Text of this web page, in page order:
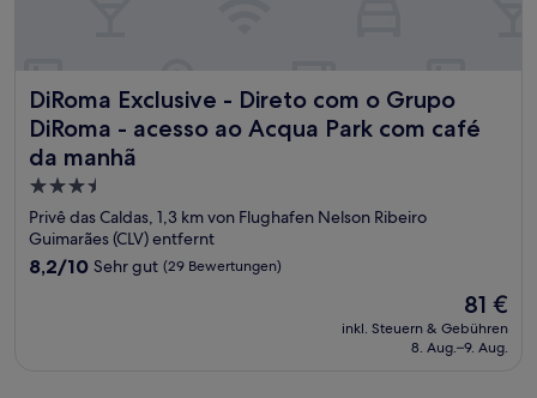
DiRoma Exclusive - Direto com o Grupo
DiRoma - acesso ao Acqua Park com café
da manhã
DiRoma Exclusive - Direto com o Grupo DiRoma - acesso
3.5-
Sterne-
Unterkunft
Privê das Caldas, 1,3 km von Flughafen Nelson Ribeiro
Guimarães (CLV) entfernt
8.2
8,2/10 Sehr gut (29 Bewertungen)
Der
Preis
beträgt
81 €
inkl. Steuern & Gebühren
8. Aug.–9. Aug.